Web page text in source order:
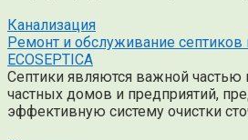
Канализация
Ремонт и обслуживание
ECOSEPTICA
Септики являются важной частью
частных домов и предприятий,
эффективную систему очистки